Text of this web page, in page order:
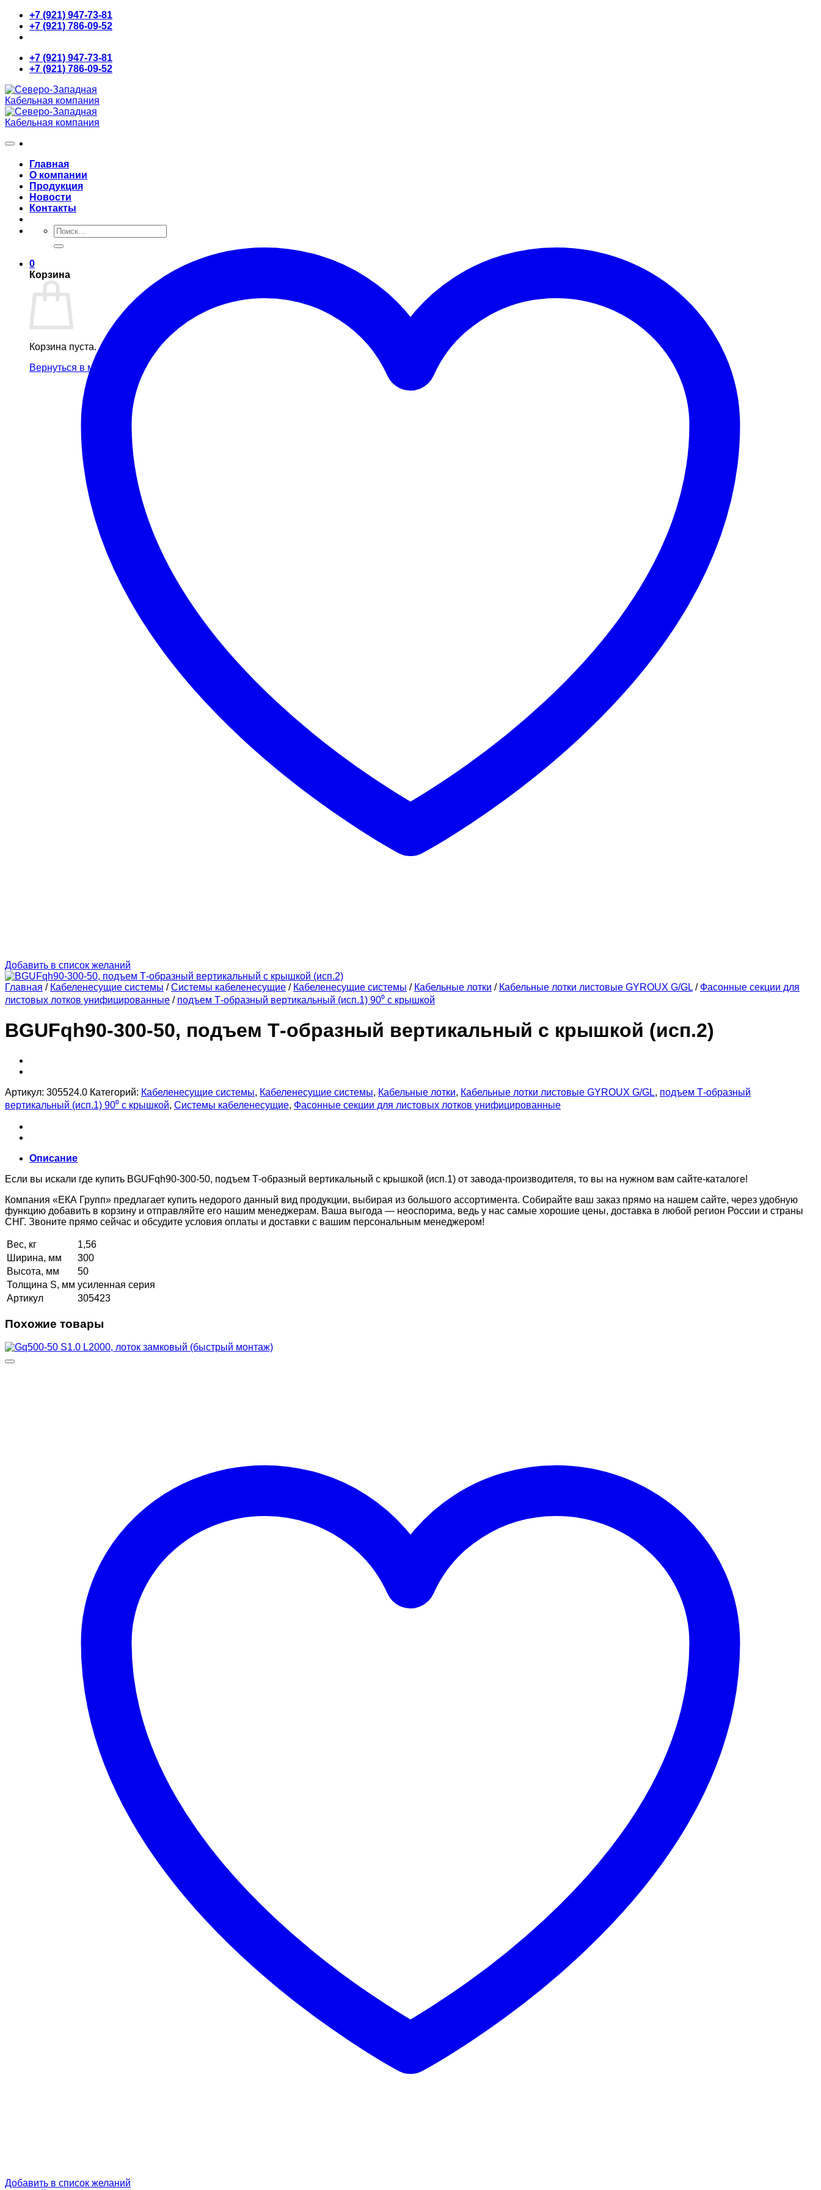
Skip
content
+7 (921) 947-73-81
+7 (921) 786-09-52
+7 (921) 947-73-81
+7 (921) 786-09-52
Главная
О компании
Продукция
Новости
Контакты
Искать:
0
Корзина
Корзина пуста.
Вернуться в магазин
Добавить в список желаний
Главная / Кабеленесущие системы / Системы кабеленесущие / Кабеленесущие системы / Кабельные лотки / Кабельные лотки листовые GYROUX G/GL / Фасонные секции для
листовых лотков унифицированные / подъем Т-образный вертикальный (исп.1) 90⁰ с крышкой
BGUFqh90-300-50, подъем Т-образный вертикальный с крышкой (исп.2)
Артикул: 305524.0 Категорий: Кабеленесущие системы, Кабеленесущие системы, Кабельные лотки, Кабельные лотки листовые GYROUX G/GL, подъем Т-образный
вертикальный (исп.1) 90⁰ с крышкой, Системы кабеленесущие, Фасонные секции для листовых лотков унифицированные
Описание
Если вы искали где купить BGUFqh90-300-50, подъем Т-образный вертикальный с крышкой (исп.1) от завода-производителя, то вы на нужном вам сайте-каталоге!
Компания «ЕКА Групп» предлагает купить недорого данный вид продукции, выбирая из большого ассортимента. Собирайте ваш заказ прямо на нашем сайте, через удобную
функцию добавить в корзину и отправляйте его нашим менеджерам. Ваша выгода — неоспорима, ведь у нас самые хорошие цены, доставка в любой регион России и страны
СНГ. Звоните прямо сейчас и обсудите условия оплаты и доставки с вашим персональным менеджером!
Вес, кг
1,56
Ширина, мм
300
Высота, мм
50
Толщина S, мм усиленная серия
Артикул
305423
Похожие товары
Добавить в список желаний